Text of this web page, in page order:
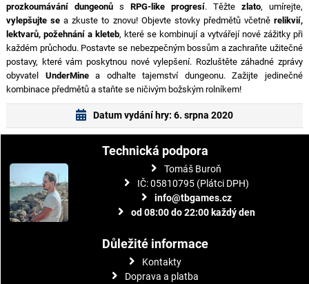
prozkoumávání dungeonůs RPG-like progresí. Těžtezlato, umírejte,
vylepšujte se a zkuste to znovu! Objevte stovky předmětů včetněrelikvií,
lektvarů, požehnání a kleteb, které se kombinují a vytvářejí nové zážitky při
každém průchodu. Postavte se nebezpečným bossům a zachraňte užitečné
postavy, které vám poskytnou nové vylepšení. Rozluštěte záhadné zprávy
obyvatel UnderMinea odhalte tajemství dungeonu. Zažijte jedinečné
kombinace předmětů a staňte se ničivým božským rolníkem!
Datum vydání hry: 6. srpna 2020
Technická podpora
Tomáš Buroň
IČ: 05810795 (Plátci DPH)
info@tbgames.cz
od 08:00 do 22:00 každý den
Důležité informace
Kontakty
Doprava a platba